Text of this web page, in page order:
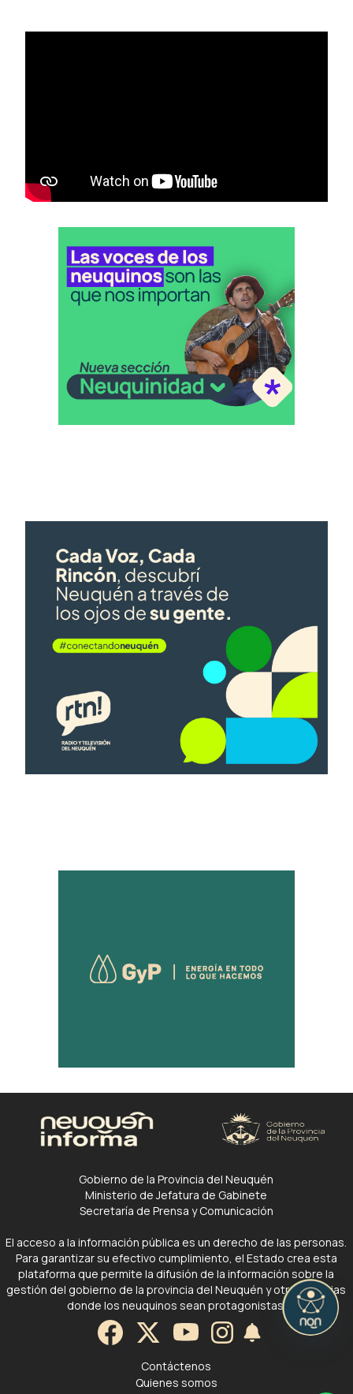
Gobierno de la Provincia del Neuquén
Ministerio de Jefatura de Gabinete
Secretaría de Prensa y Comunicación
El acceso a la información pública es un derecho de las personas.
Para garantizar su efectivo cumplimiento, el Estado crea esta
plataforma que permite la difusión de la información sobre la
gestión del gobierno de la provincia del Neuquén y otras noticias
donde los neuquinos sean protagonistas.
Contáctenos
Quienes somos